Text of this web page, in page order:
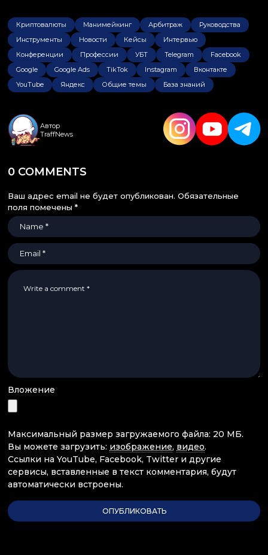
Криптовалюты Манимейкинг Арбитраж
Руководства
Инструменты
Новости Кейсы
Интервью
Конференции
Профессии УБТ Telegram
Facebook
Google
Google Ads TikTok Instagram
Вконтакте
YouTube
Яндекс Общие темы База знаний
Автор
TraffNews
0 COMMENTS
Ваш адрес email не будет опубликован. Обязательные
поля помечены *
Вложение
Максимальный размер загружаемого файла: 20 МБ.
Вы можете загрузить: изображение, видео.
Ссылки на YouTube, Facebook, Twitter и другие
сервисы, вставленные в текст комментария, будут
автоматически встроены.